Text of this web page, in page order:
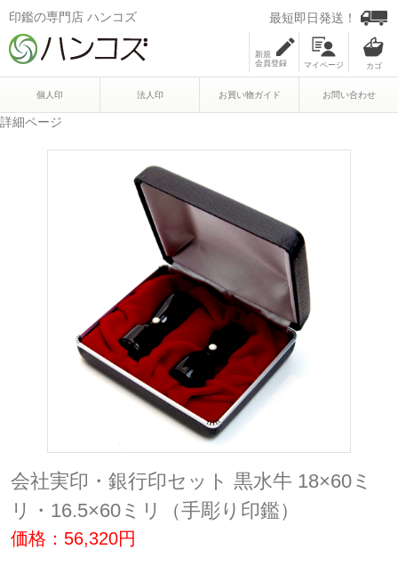
印鑑の専門店 ハンコズ 最短即日発送！
新規
会員登録
マイページ
個人印 法人印 お買い物ガイド お問い合わせ
詳細ページ
会社実印・銀行印セット 黒水牛 18×60ミ
リ・16.5×60ミリ（手彫り印鑑）
価格：56,320円